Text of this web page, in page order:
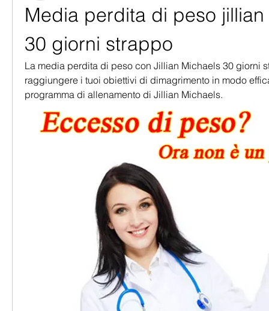
Media perdita di peso
30 giorni strappo
La media perdita di peso con Jillian Michaels 30 giorni
raggiungere i tuoi obiettivi di dimagrimento in modo
programma di allenamento di Jillian Michaels.